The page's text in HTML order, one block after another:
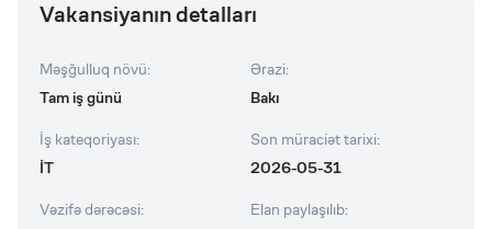
Vakansiyanın detalları
Məşğulluq növü:
Tam iş günü
Ərazi:
Bakı
İş kateqoriyası:
İT
Son müraciət tarixi:
2026-05-31
Vəzifə dərəcəsi:
Elan paylaşılıb: